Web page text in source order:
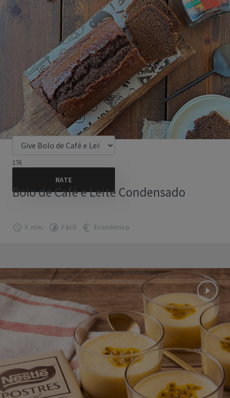
176
Bolo de Café e Leite Condensado
5 min. Fácil Económico